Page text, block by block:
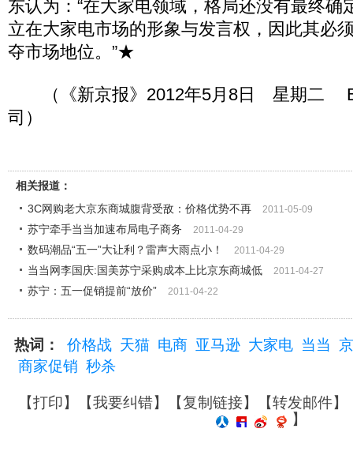
东认为：“在大家电领域，格局还没有最终确
立在大家电市场的形象与发言权，因此其必
夺市场地位。”★
（《新京报》2012年5月8日 星期二
司）
相关报道：
3C网购老大京东商城腹背受敌：价格优势不再
2011-05-09
苏宁牵手当当加速布局电子商务 2011-04-29
数码潮品“五一”大让利？雷声大雨点小！ 2011-04-29
当当网李国庆:国美苏宁采购成本上比京东商城低 2011-04-27
苏宁：五一促销提前“放价” 2011-04-22
热词： 价格战 天猫 电商 亚马逊 大家电 当当
商家促销 秒杀
【打印】【我要纠错】【复制链接】【转发邮件】
】